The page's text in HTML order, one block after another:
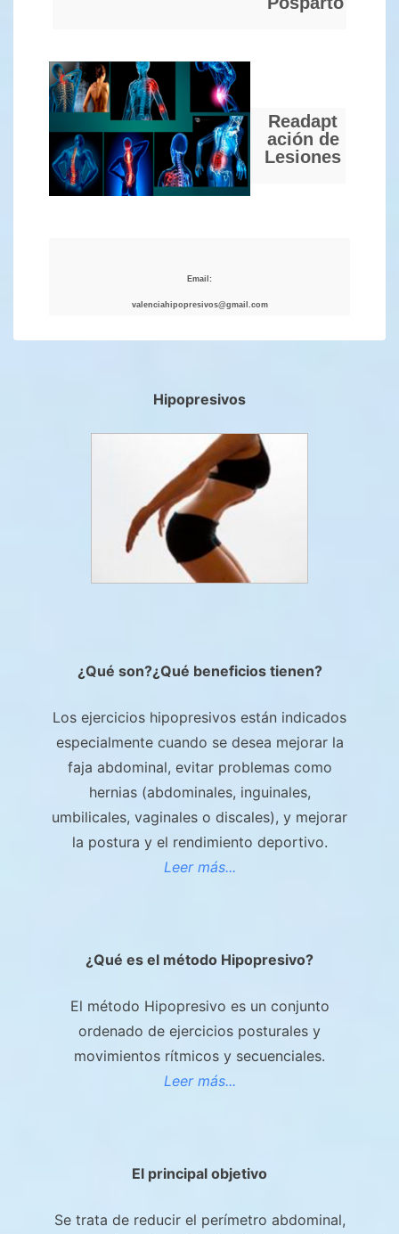
Readapt
ación de
Lesiones
Email:
valenciahipopresivos@gmail.com
Hipopresivos
¿Qué son?¿Qué beneficios tienen?
Los ejercicios hipopresivos están indicados
especialmente cuando se desea mejorar la
faja abdominal, evitar problemas como
hernias (abdominales, inguinales,
umbilicales, vaginales o discales), y mejorar
la postura y el rendimiento deportivo.
Leer más...
¿Qué es el método Hipopresivo?
El método Hipopresivo es un conjunto
ordenado de ejercicios posturales y
movimientos rítmicos y secuenciales.
Leer más...
El principal objetivo
Se trata de reducir el perímetro abdominal,